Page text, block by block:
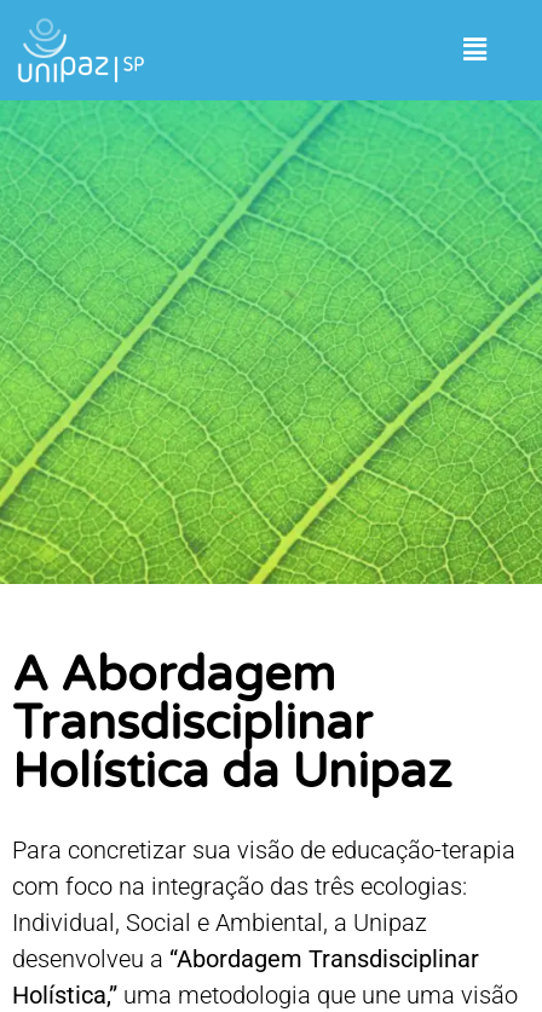
A Abordagem
Transdisciplinar
Holística da Unipaz
Para concretizar sua visão de educação-terapia
com foco na integração das três ecologias:
Individual, Social e Ambiental, a Unipaz
desenvolveu a “Abordagem Transdisciplinar
Holística,” uma metodologia que une uma visão